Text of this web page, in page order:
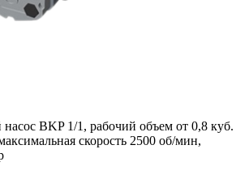
BKP 1/1, рабочий объем от 0,8 куб.
скорость 2500 об/мин,